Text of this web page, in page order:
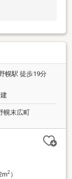
幌駅 徒歩19分
幌末広町
2）